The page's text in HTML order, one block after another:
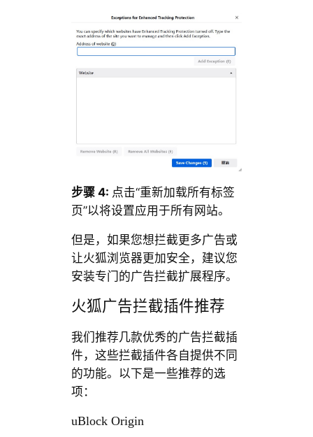
步骤 4: 点击“重新加载所有标签
页”以将设置应用于所有网站。
但是，如果您想拦截更多广告或
让火狐浏览器更加安全，建议您
安装专门的广告拦截扩展程序。
火狐广告拦截插件推荐
我们推荐几款优秀的广告拦截插
件，这些拦截插件各自提供不同
的功能。以下是一些推荐的选
项：
uBlock Origin